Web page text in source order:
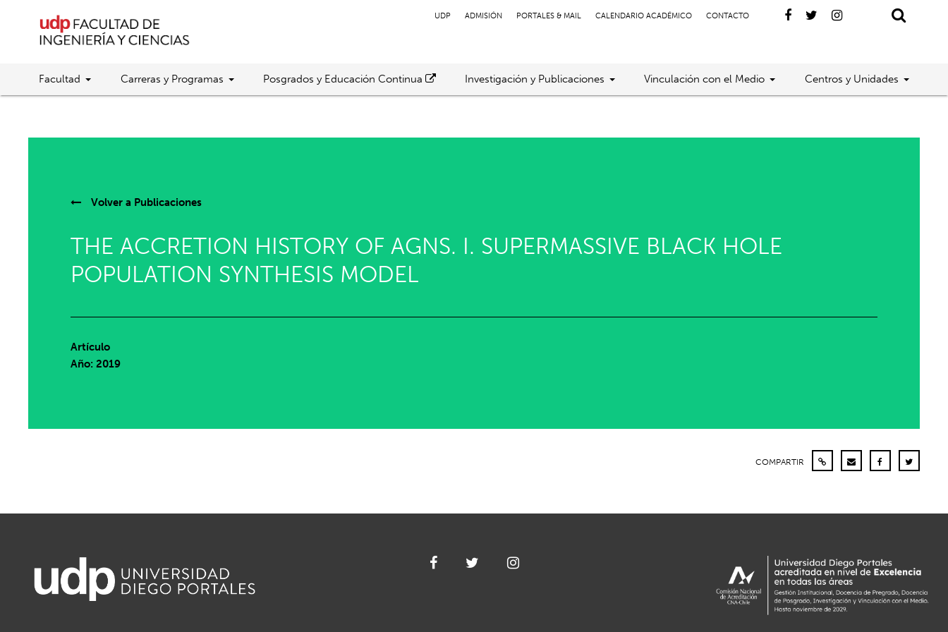
UDP ADMISIÓN PORTALES & MAIL CALENDARIO ACADÉMICO CONTACTO
Facultad Carreras y Programas Posgrados y Educación Continua Investigación y Publicaciones Vinculación con el Medio Centros y Unidades
Volver a Publicaciones
THE ACCRETION HISTORY OF AGNS. I. SUPERMASSIVE BLACK HOLE
POPULATION SYNTHESIS MODEL
Artículo
Año: 2019
COMPARTIR